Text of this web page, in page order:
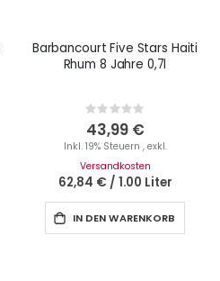
Barbancourt Five Stars Haiti
Rhum 8 Jahre 0,7l
Rating:
0%
43,99 €
Inkl. 19% Steuern , exkl.
Versandkosten
62,84 € / 1.00 Liter
IN DEN WARENKORB